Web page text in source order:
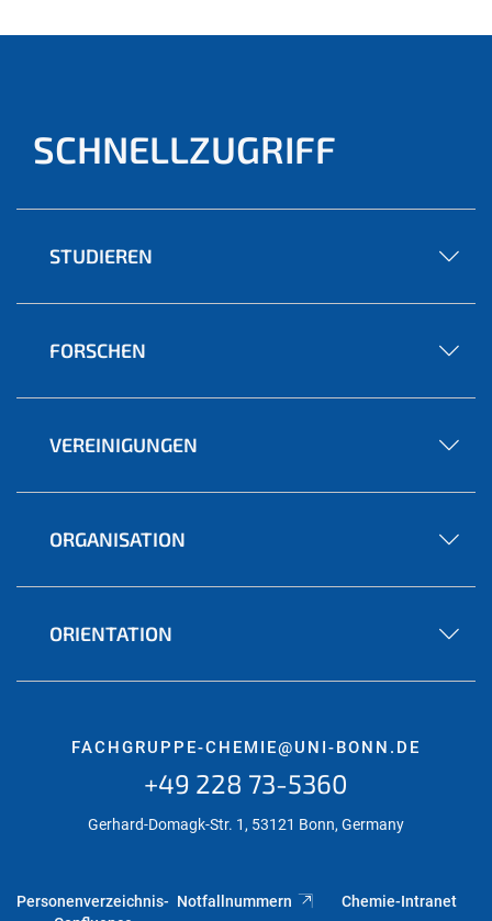
SCHNELLZUGRIFF
STUDIEREN
FORSCHEN
VEREINIGUNGEN
ORGANISATION
ORIENTATION
FACHGRUPPE-CHEMIE@UNI-BONN.DE
+49 228 73-5360
Gerhard-Domagk-Str. 1, 53121 Bonn, Germany
Personenverzeichnis- Notfallnummern Chemie-Intranet